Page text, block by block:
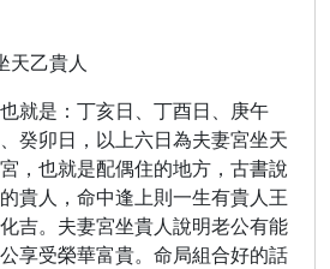
天乙貴人
就是：丁亥日、丁酉日、庚午
癸卯日，以上六日為夫妻宮坐天
，也就是配偶住的地方，古書說
貴人，命中逢上則一生有貴人王
吉。夫妻宮坐貴人說明老公有能
享受榮華富貴。命局組合好的話